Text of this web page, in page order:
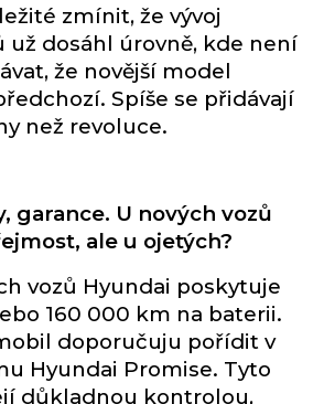
zmínit, že vývoj
dosáhl úrovně, kde není
že novější model
Spíše se přidávají
než revoluce.
garance. U nových vozů
ale u ojetých?
vozů Hyundai poskytuje
160 000 km na baterii.
doporučuju pořídit v
Hyundai Promise. Tyto
důkladnou kontrolou,